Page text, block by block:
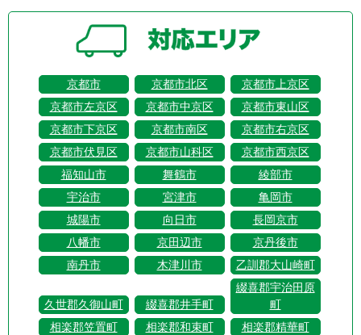
京都市 京都市北区
京都市上京区
京都市左京区
京都市中京区
京都市東山区
京都市下京区
京都市南区
京都市右京区
京都市伏見区
京都市山科区
京都市西京区
福知山市
舞鶴市
綾部市
宇治市
宮津市
亀岡市
城陽市
向日市
長岡京市
八幡市
京田辺市
京丹後市
南丹市
木津川市 乙訓郡大山崎町
久世郡久御山町 綴喜郡井手町
綴喜郡宇治田原
町
相楽郡笠置町
相楽郡和束町
相楽郡精華町